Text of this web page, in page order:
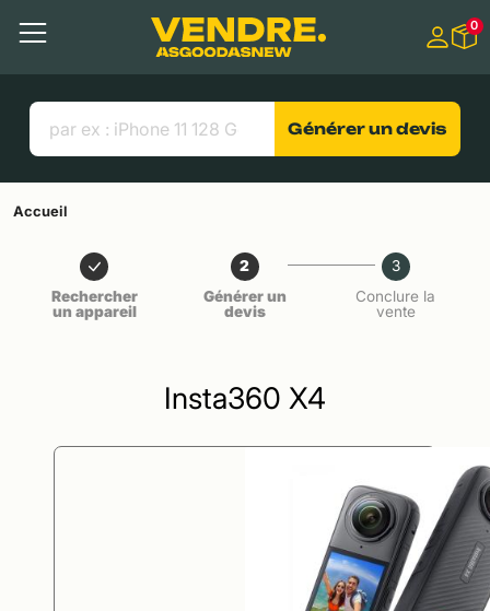
Contenu principal
Menu
Liens utiles
0
Générer un devis
Accueil
Rechercher
un appareil
2
Générer un
devis
3
Conclure la
vente
Insta360 X4